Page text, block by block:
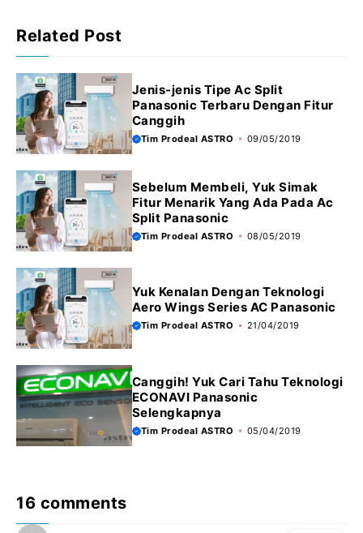
Related Post
Jenis-jenis Tipe Ac Split
Panasonic Terbaru Dengan Fitur
Canggih
Tim Prodeal ASTRO 09/05/2019
Sebelum Membeli, Yuk Simak
Fitur Menarik Yang Ada Pada Ac
Split Panasonic
Tim Prodeal ASTRO 08/05/2019
Yuk Kenalan Dengan Teknologi
Aero Wings Series AC Panasonic
Tim Prodeal ASTRO 21/04/2019
Canggih! Yuk Cari Tahu Teknologi
ECONAVI Panasonic
Selengkapnya
Tim Prodeal ASTRO 05/04/2019
16 comments